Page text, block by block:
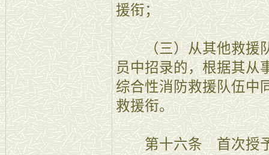
援衔；
（三）从其他救援队
员中招录的，根据其从
综合性消防救援队伍中
救援衔。
第十六条 首次授予